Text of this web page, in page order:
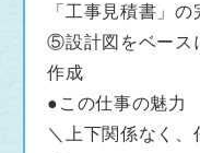
「工事見積書」の
⑤設計図をベース
作成
●この仕事の魅力
＼上下関係なく